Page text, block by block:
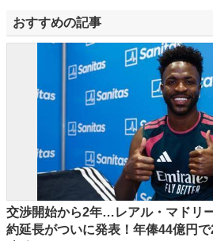
おすすめの記事
交渉開始から2年…レアル・マドリ
約延長がついに発表！年俸44億円